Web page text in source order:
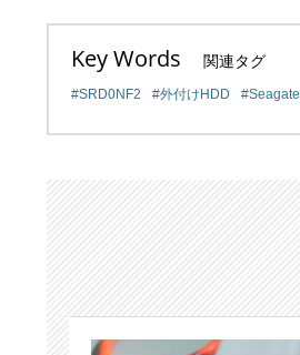
Key Words 関連タグ
SRD0NF2 外付けHDD Seagate